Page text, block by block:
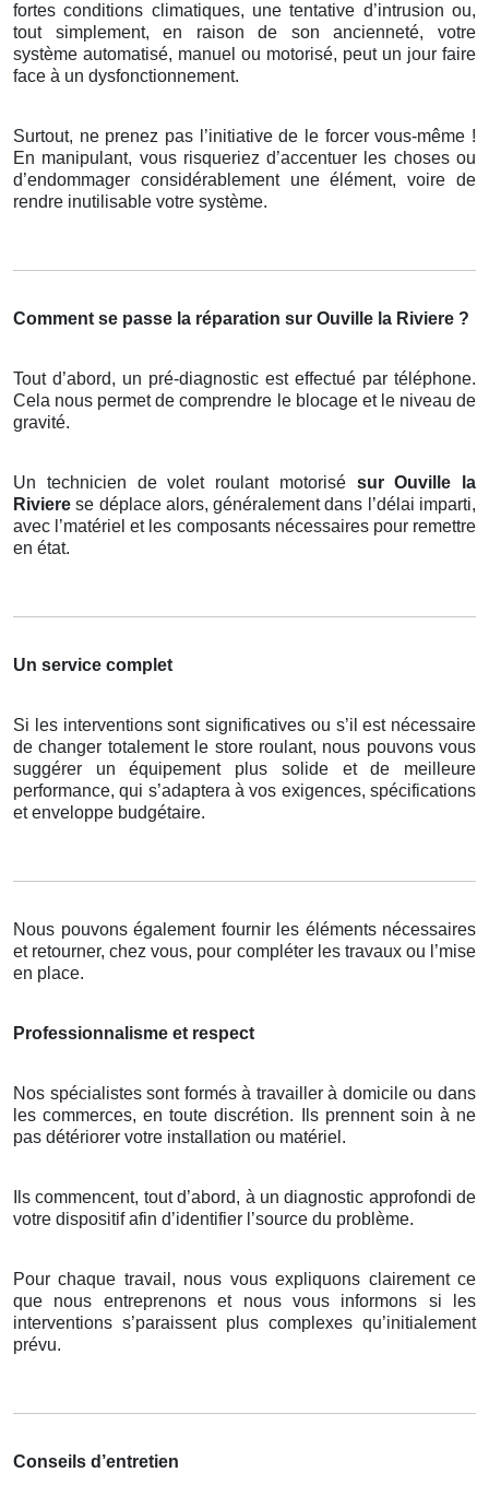
fortes conditions climatiques, une tentative d’intrusion ou,
tout simplement, en raison de son ancienneté, votre
système automatisé, manuel ou motorisé, peut un jour faire
face à un dysfonctionnement.
Surtout, ne prenez pas l’initiative de le forcer vous-même !
En manipulant, vous risqueriez d’accentuer les choses ou
d’endommager considérablement une élément, voire de
rendre inutilisable votre système.
Comment se passe la réparation sur Ouville la Riviere ?
Tout d’abord, un pré-diagnostic est effectué par téléphone.
Cela nous permet de comprendre le blocage et le niveau de
gravité.
Un technicien de volet roulant motorisé sur Ouville la
Rivierese déplace alors, généralement dans l’délai imparti,
avec l’matériel et les composants nécessaires pour remettre
en état.
Un service complet
Si les interventions sont significatives ou s’il est nécessaire
de changer totalement le store roulant, nous pouvons vous
suggérer un équipement plus solide et de meilleure
performance, qui s’adaptera à vos exigences, spécifications
et enveloppe budgétaire.
Nous pouvons également fournir les éléments nécessaires
et retourner, chez vous, pour compléter les travaux ou l’mise
en place.
Professionnalisme et respect
Nos spécialistes sont formés à travailler à domicile ou dans
les commerces, en toute discrétion. Ils prennent soin à ne
pas détériorer votre installation ou matériel.
Ils commencent, tout d’abord, à un diagnostic approfondi de
votre dispositif afin d’identifier l’source du problème.
Pour chaque travail, nous vous expliquons clairement ce
que nous entreprenons et nous vous informons si les
interventions s’paraissent plus complexes qu’initialement
prévu.
Conseils d’entretien